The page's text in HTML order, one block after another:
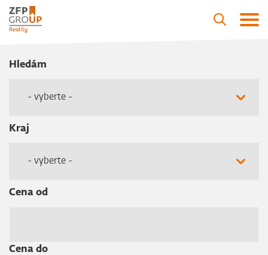
Hledám
- vyberte -
Kraj
- vyberte -
Cena od
Cena do